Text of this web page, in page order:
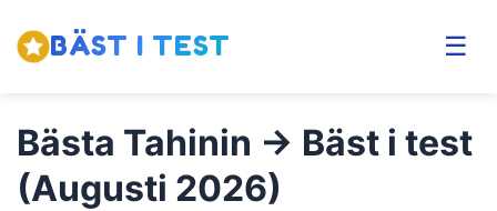
BÄST I TEST ☰
Bästa Tahinin → Bäst i test
(Augusti 2026)